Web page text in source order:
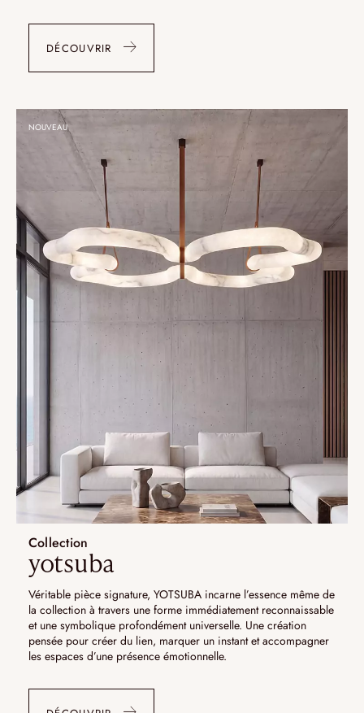
DÉCOUVRIR
NOUVEAU
Collection
yotsuba
Véritable pièce signature, YOTSUBA incarne l’essence même de
la collection à travers une forme immédiatement reconnaissable
et une symbolique profondément universelle. Une création
pensée pour créer du lien, marquer un instant et accompagner
les espaces d’une présence émotionnelle.